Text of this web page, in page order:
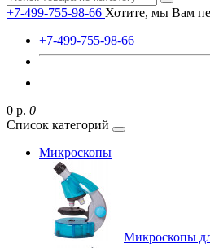
+7-499-755-98-66 Хотите, мы Вам
+7-499-755-98-66
0 р. 0
Список категорий
Микроскопы
Микроскопы